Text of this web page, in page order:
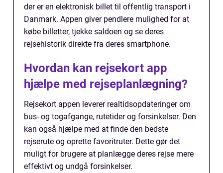
der er en elektronisk billet til offentlig transport i
Danmark. Appen giver pendlere mulighed for at
købe billetter, tjekke saldoen og se deres
rejsehistorik direkte fra deres smartphone.
Hvordan kan rejsekort app
hjælpe med rejseplanlægning?
Rejsekort appen leverer realtidsopdateringer om
bus- og togafgange, rutetider og forsinkelser. Den
kan også hjælpe med at finde den bedste
rejserute og oprette favoritruter. Dette gør det
muligt for brugere at planlægge deres rejse mere
effektivt og undgå forsinkelser.